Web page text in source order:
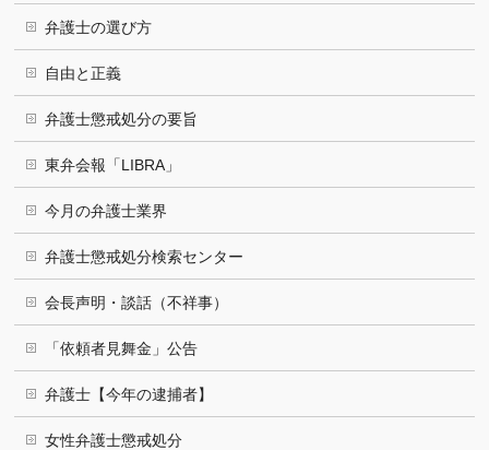
弁護士の選び方
自由と正義
弁護士懲戒処分の要旨
東弁会報「LIBRA」
今月の弁護士業界
弁護士懲戒処分検索センター
会長声明・談話（不祥事）
「依頼者見舞金」公告
弁護士【今年の逮捕者】
女性弁護士懲戒処分